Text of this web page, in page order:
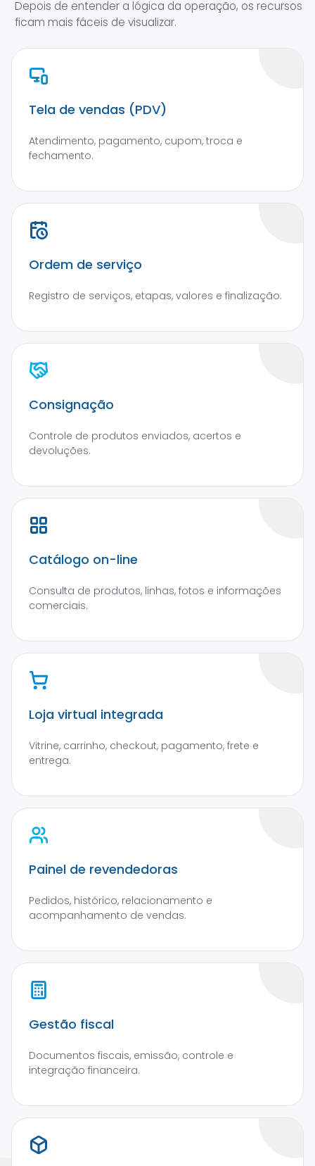
Depois de entender a lógica da operação, os recursos
ficam mais fáceis de visualizar.
Tela de vendas (PDV)
Atendimento, pagamento, cupom, troca e
fechamento.
Ordem de serviço
Registro de serviços, etapas, valores e finalização.
Consignação
Controle de produtos enviados, acertos e
devoluções.
Catálogo on-line
Consulta de produtos, linhas, fotos e informações
comerciais.
Loja virtual integrada
Vitrine, carrinho, checkout, pagamento, frete e
entrega.
Painel de revendedoras
Pedidos, histórico, relacionamento e
acompanhamento de vendas.
Gestão fiscal
Documentos fiscais, emissão, controle e
integração financeira.